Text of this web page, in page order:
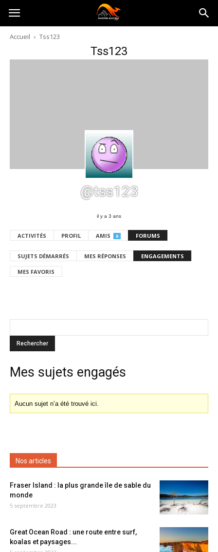
Australia-
australie.com
Accueil Tss123
Tss123
@tss123
il y a 3 ans
ACTIVITÉS PROFIL AMIS 0 FORUMS
SUJETS DÉMARRÉS MES RÉPONSES ENGAGEMENTS
MES FAVORIS
Mes sujets engagés
Aucun sujet n’a été trouvé ici.
Nos articles
Fraser Island : la plus grande île de sable du
monde
5 septembre 2023
Great Ocean Road : une route entre surf,
koalas et paysages...